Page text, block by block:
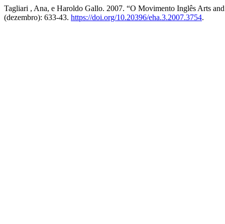
Tagliari , Ana, e Haroldo Gallo. 2007. “O Movimento Inglês Arts
(dezembro): 633-43. https://doi.org/10.20396/eha.3.2007.3754.